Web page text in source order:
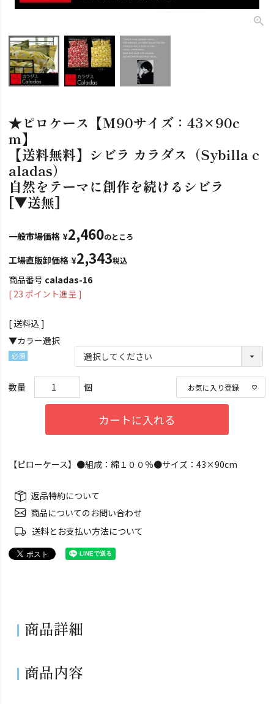
★ピロケース【Ｍ90サイズ：43×90c
m】
【送料無料】シビラ カラダス（Sybilla c
aladas）
自然をテーマに創作を続けるシビラ
[▼送無]
一般市場価格 ¥2,460のところ
工場直販卸価格 ¥2,343税込
商品番号 caladas-16
[ 23 ポイント進呈 ]
送料込
▼カラー選択
須)
お気に入り登録
カートに入れる
【ピローケース】●組成：綿１００％●サイズ：43×90cm
返品特約について
商品についてのお問い合わせ
送料とお支払い方法について
商品詳細
商品内容